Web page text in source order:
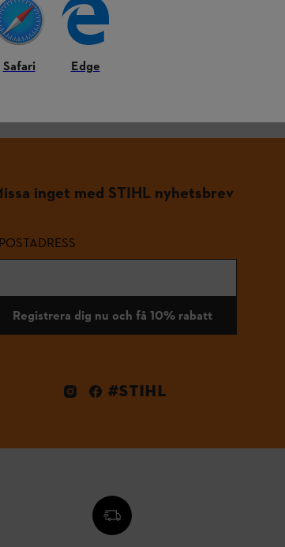
inget med STIHL nyhetsbrev
Registrera dig nu och få 10% rabatt
#STIHL
Safari Edge